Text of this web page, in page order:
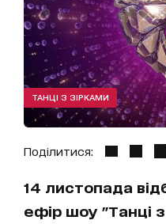
ТАНЦІ З ЗІРКАМИ
Поділитися:
14 листопада
ефір шоу "Танці